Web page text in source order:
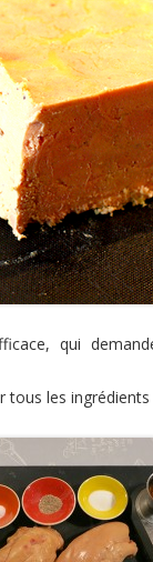
qui
tous les ingrédients